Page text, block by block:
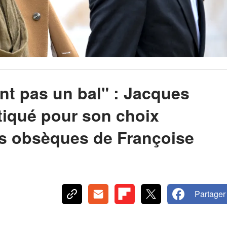
pas un bal" : Jacques
pour son choix
obsèques de Françoise
Partager